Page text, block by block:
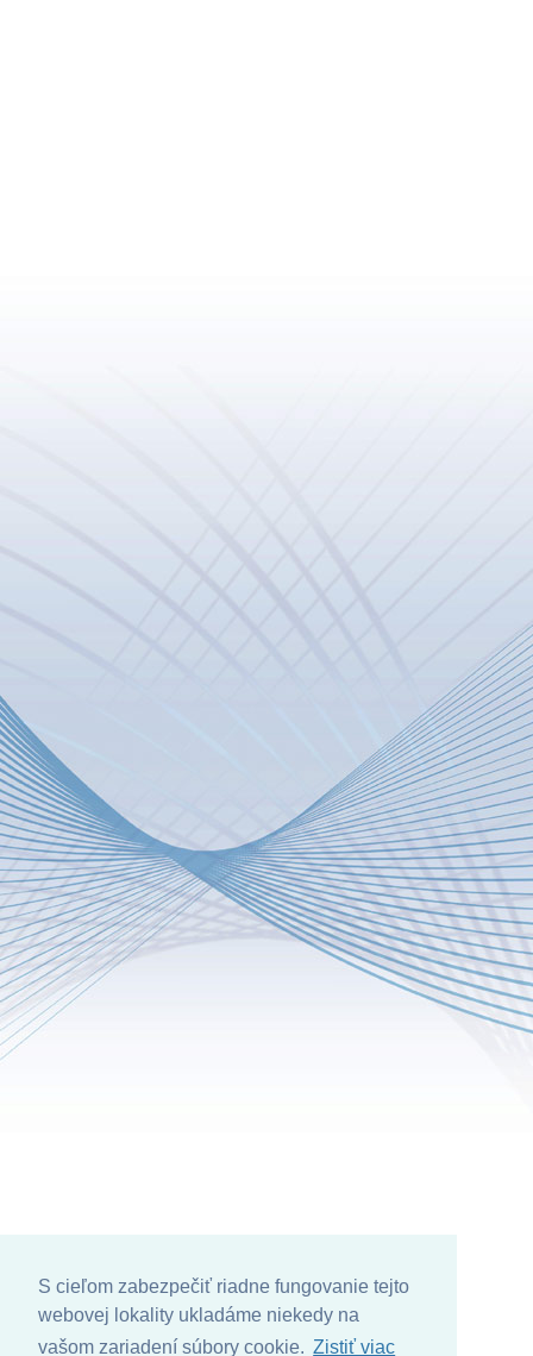
S cieľom zabezpečiť riadne fungovanie tejto
webovej lokality ukladáme niekedy na
vašom zariadení súbory cookie. Zistiť viac